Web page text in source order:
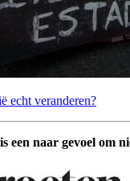
echt veranderen?
een naar gevoel om